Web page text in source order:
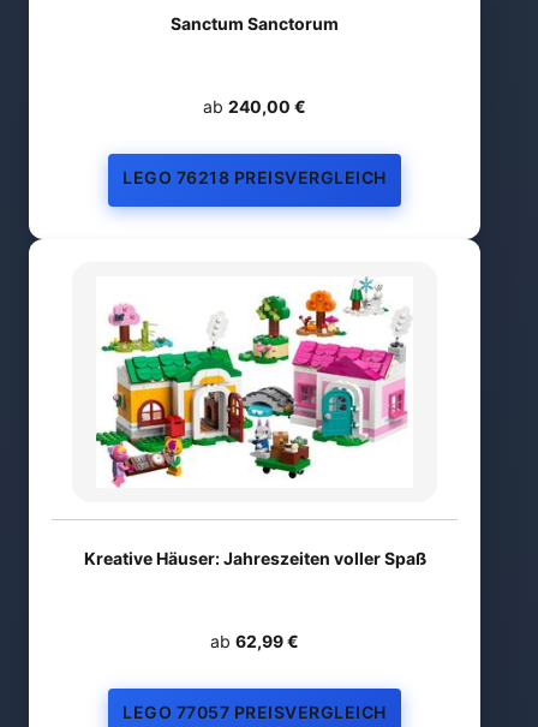
Sanctum Sanctorum
ab 240,00 €
LEGO 76218 PREISVERGLEICH
Kreative Häuser: Jahreszeiten voller Spaß
ab 62,99 €
LEGO 77057 PREISVERGLEICH